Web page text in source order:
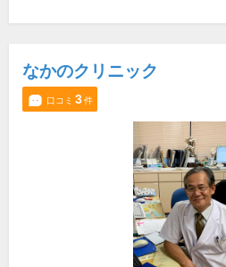
なかのクリニック
口コミ 3件